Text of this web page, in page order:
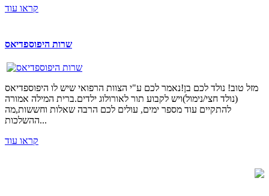
קראו עוד
שרות היפוספדיאס
מזל טוב! נולד לכם בן!נאמר לכם ע"י הצוות הרפואי שיש לו היפוספדיאס
(נולד חצי/נימול)ויש לקבוע תור לאורולוג ילדים.ברית המילה אמורה
להתקיים עוד מספר ימים, עולים לכם הרבה שאלות וחששות,מה
ההשלכות...
קראו עוד